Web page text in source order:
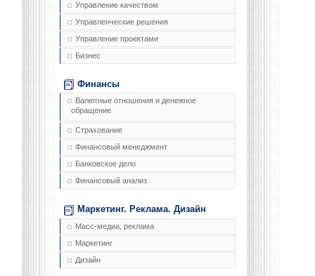
Управление качеством
Управленческие решения
Управление проектами
Бизнес
Финансы
Валютные отношения и денежное
обращение
Страхование
Финансовый менеджмент
Банковское дело
Финансовый анализ
Маркетинг. Реклама. Дизайн
Масс-медиа, реклама
Маркетинг
Дизайн